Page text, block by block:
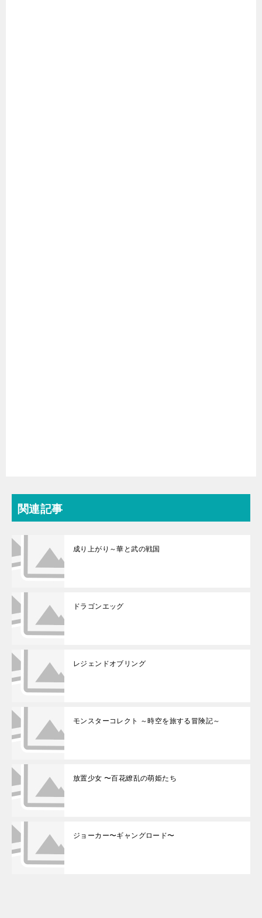
関連記事
成り上がり～華と武の戦国
ドラゴンエッグ
レジェンドオブリング
モンスターコレクト ～時空を旅する冒険記～
放置少女 〜百花繚乱の萌姫たち
ジョーカー〜ギャングロード〜